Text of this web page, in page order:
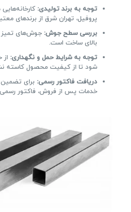
توجه به برند تولیدی:
پروفیل، تهران شرق از برندهای
بررسی سطح جوش: جوش‌های تمیز
بالای ساخت است.
توجه به شرایط حمل و نگهداری:
شود تا از کیفیت محصول کاسته
دریافت فاکتور رسمی: برای تضمین
خدمات پس از فروش، فاکتور